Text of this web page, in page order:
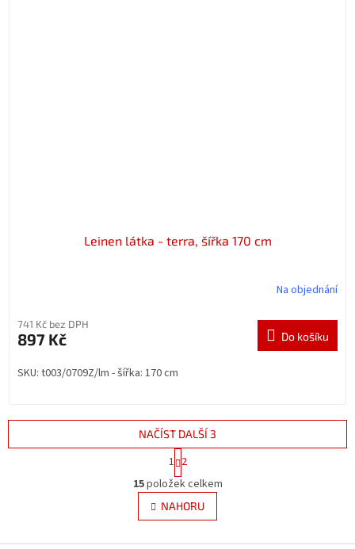
Leinen látka - terra, šířka 170 cm
Na objednání
741 Kč bez DPH
897 Kč Do košíku
SKU: t003/0709Z/lm - šířka: 170 cm
O
v
l
á
NAČÍST DALŠÍ 3
S
t
r
á
n
k
1 2
15položek celkem
NAHORU